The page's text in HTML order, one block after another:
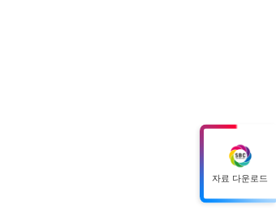
자료 다운로드